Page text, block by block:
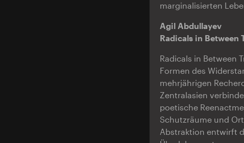
marginalisierten
Agil Abdullayev
Radicals in Between
Radicals in Between
Formen des
mehrjährigen
Zentralasien
poetische
Schutzräume und
Abstraktion entwirft